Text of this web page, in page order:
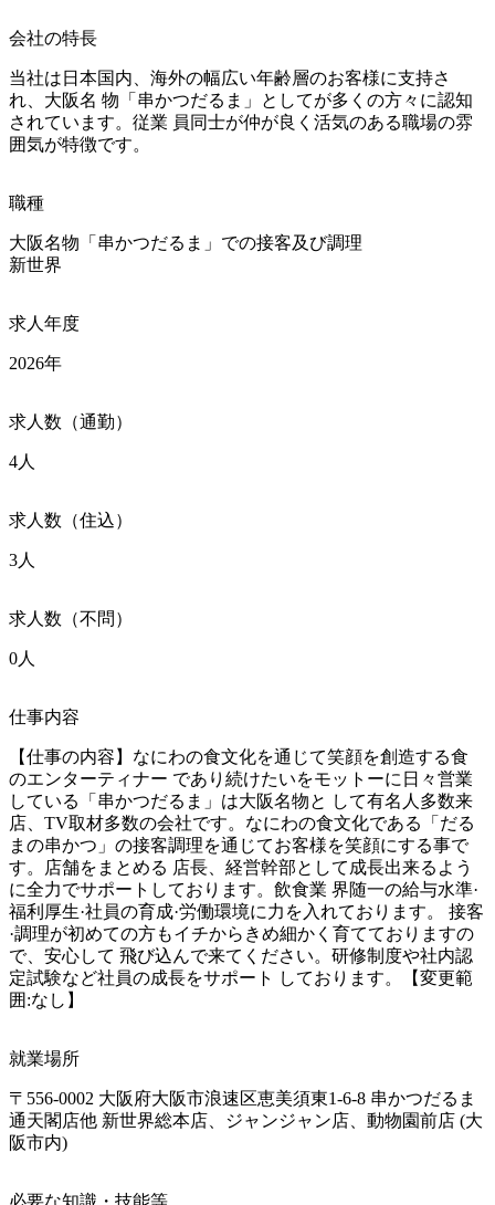
会社の特長
当社は日本国内、海外の幅広い年齢層のお客様に支持さ
れ、大阪名 物「串かつだるま」としてが多くの方々に認知
されています。従業 員同士が仲が良く活気のある職場の雰
囲気が特徴です。
職種
大阪名物「串かつだるま」での接客及び調理
新世界
求人年度
2026年
求人数（通勤）
4人
求人数（住込）
3人
求人数（不問）
0人
仕事内容
【仕事の内容】なにわの食文化を通じて笑顔を創造する食
のエンターティナー であり続けたいをモットーに日々営業
している「串かつだるま」は大阪名物と して有名人多数来
店、TV取材多数の会社です。なにわの食文化である「だる
まの串かつ」の接客調理を通じてお客様を笑顔にする事で
す。店舗をまとめる 店長、経営幹部として成長出来るよう
に全力でサポートしております。飲食業 界随一の給与水準·
福利厚生·社員の育成·労働環境に力を入れております。 接客
·調理が初めての方もイチからきめ細かく育てておりますの
で、安心して 飛び込んで来てください。研修制度や社内認
定試験など社員の成長をサポート しております。【変更範
囲:なし】
就業場所
〒556-0002 大阪府大阪市浪速区恵美須東1-6-8 串かつだるま
通天閣店他 新世界総本店、ジャンジャン店、動物園前店 (大
阪市内)
必要な知識・技能等